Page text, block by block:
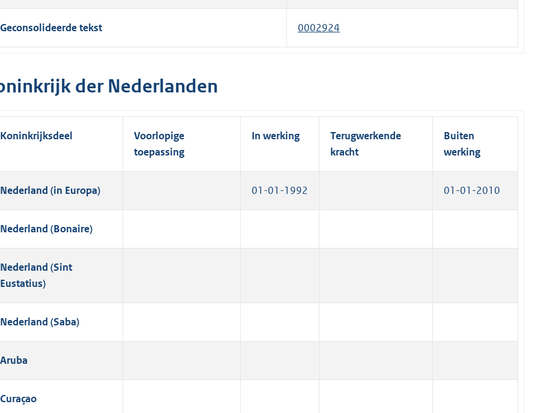
n
k
n
e
e
l
i
n
Geconsolideerde tekst 0002924
der Nederlanden
Koninkrijksdeel
Voorlopige
toepassing
In werking
Terugwerkende
kracht
Buiten
werking
Nederland (in Europa) 01-01-1992 01-01-2010
Nederland (Bonaire)
Nederland (Sint
Eustatius)
Nederland (Saba)
Aruba
Curaçao